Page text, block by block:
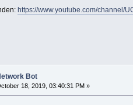
https://www.youtube.com/channel/
Bot
18, 2019, 03:40:31 PM »